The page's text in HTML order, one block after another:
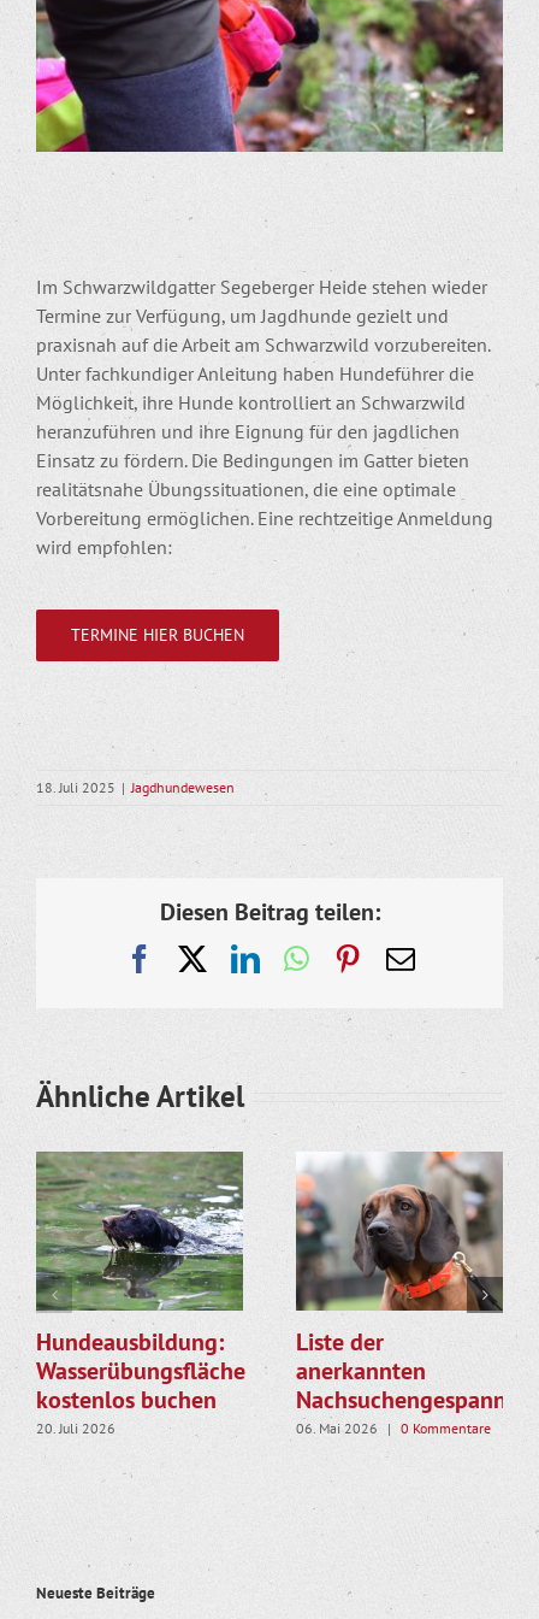
Im Schwarzwildgatter Segeberger Heide stehen wieder
Termine zur Verfügung, um Jagdhunde gezielt und
praxisnah auf die Arbeit am Schwarzwild vorzubereiten.
Unter fachkundiger Anleitung haben Hundeführer die
Möglichkeit, ihre Hunde kontrolliert an Schwarzwild
heranzuführen und ihre Eignung für den jagdlichen
Einsatz zu fördern. Die Bedingungen im Gatter bieten
realitätsnahe Übungssituationen, die eine optimale
Vorbereitung ermöglichen. Eine rechtzeitige Anmeldung
wird empfohlen:
TERMINE HIER BUCHEN
18. Juli 2025 | Jagdhundewesen
Diesen Beitrag teilen:
FacebookLinkedInWhatsApp
Pinterest
E-
Ähnliche Artikel
Hundeausbildung:
Wasserübungsfläche
kostenlos buchen
20. Juli 2026
Liste der
anerkannten
Nachsuchengespanne
06. Mai 2026 | 0 Kommentare
Neueste Beiträge